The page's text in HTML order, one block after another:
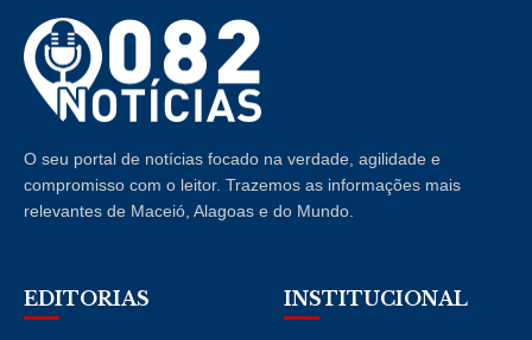
O seu portal de notícias focado na verdade, agilidade e
compromisso com o leitor. Trazemos as informações mais
relevantes de Maceió, Alagoas e do Mundo.
EDITORIAS INSTITUCIONAL